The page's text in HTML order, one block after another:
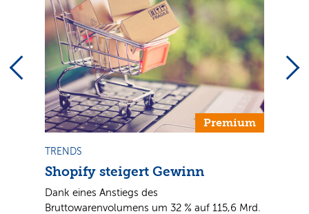
Premium
TRENDS
Shopify steigert Gewinn
Dank eines Anstiegs des
Bruttowarenvolumens um 32 % auf 115,6 Mrd.